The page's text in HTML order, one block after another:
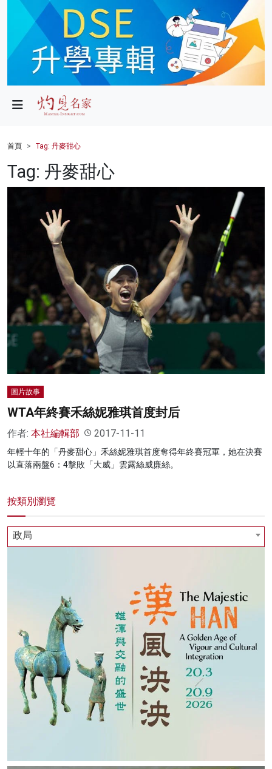
政局
財經
健康
名家榜
灼見活動
關於我們
首頁 Tag: 丹麥甜心
Tag: 丹麥甜心
圖片故事
WTA年終賽禾絲妮雅琪首度封后
作者: 本社編輯部 2017-11-11
年輕十年的「丹麥甜心」禾絲妮雅琪首度奪得年終賽冠軍，她在決賽
以直落兩盤6：4擊敗「大威」雲露絲威廉絲。
按類別瀏覽
政局